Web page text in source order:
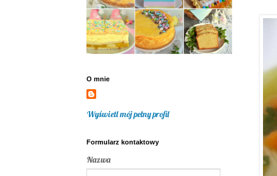
O mnie
Wyświetl mój pełny profil
Formularz kontaktowy
Nazwa